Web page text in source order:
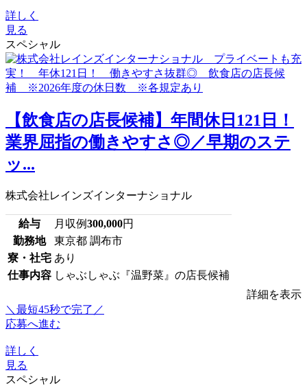
詳しく
見る
スペシャル
【飲食店の店長候補】年間休日121日！
業界屈指の働きやすさ◎／早期のステ
ッ...
株式会社レインズインターナショナル
給与 月収例300,000円
勤務地
東京都 調布市
寮・社宅 あり
仕事内容 しゃぶしゃぶ『温野菜』の店長候補
詳細を表示
＼最短45秒で完了／
応募へ進む
詳しく
見る
スペシャル